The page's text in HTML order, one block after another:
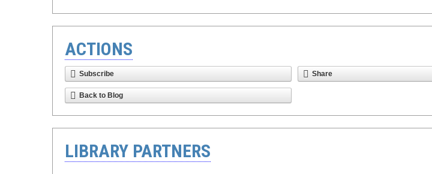
ACTIONS
Subscribe Share
Back to Blog
LIBRARY PARTNERS